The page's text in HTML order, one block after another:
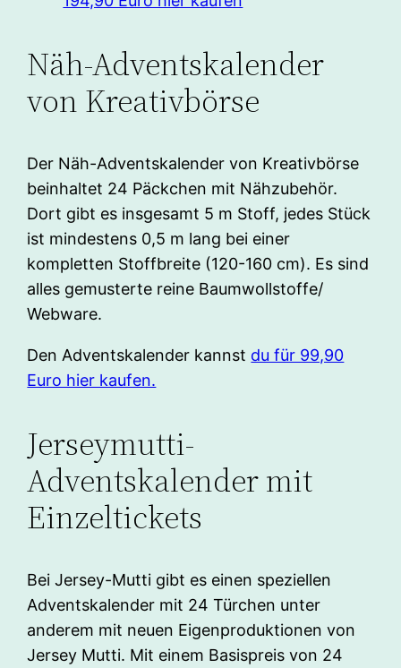
Näh-Adventskalender
von Kreativbörse
Der Näh-Adventskalender von Kreativbörse
beinhaltet 24 Päckchen mit Nähzubehör.
Dort gibt es insgesamt 5 m Stoff, jedes Stück
ist mindestens 0,5 m lang bei einer
kompletten Stoffbreite (120-160 cm). Es sind
alles gemusterte reine Baumwollstoffe/
Webware.
Den Adventskalender kannst du für 99,90
Euro hier kaufen.
Jerseymutti-
Adventskalender mit
Einzeltickets
Bei Jersey-Mutti gibt es einen speziellen
Adventskalender mit 24 Türchen unter
anderem mit neuen Eigenproduktionen von
Jersey Mutti. Mit einem Basispreis von 24